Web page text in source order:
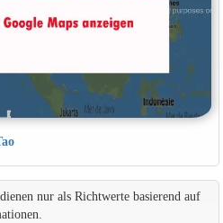
nur als Richtwerte basierend auf